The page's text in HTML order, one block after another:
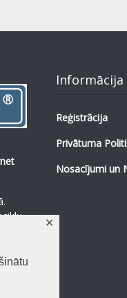
✕
Informācija
Reģistrācija
Privātuma
Nosacījumi un